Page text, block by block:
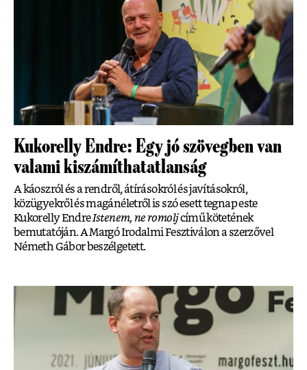
Kukorelly Endre: Egy jó szövegben van
valami kiszámíthatatlanság
A káoszról és a rendről, átírásokról és javításokról,
közügyekről és magánéletről is szó esett tegnap este
Kukorelly EndreIstenem, ne romoljcímű kötetének
bemutatóján. A Margó Irodalmi Fesztiválon a szerzővel
Németh Gábor beszélgetett.